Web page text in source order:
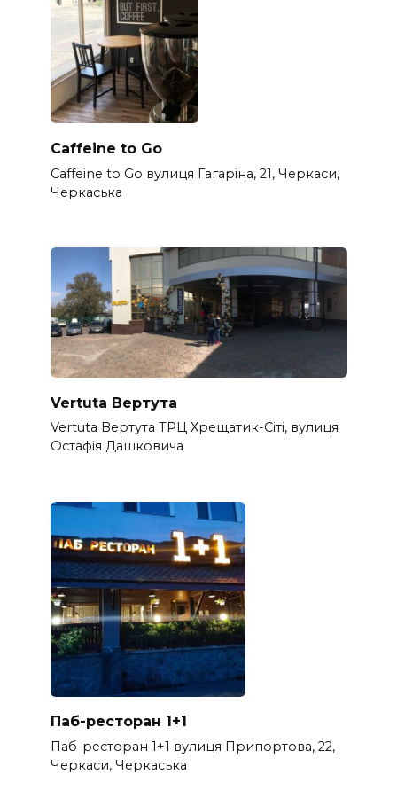
Caffeine to Go
Caffeine to Go вулиця Гагаріна, 21, Черкаси,
Черкаська
Vertuta Вертута
Vertuta Вертута ТРЦ Хрещатик-Сіті, вулиця
Остафія Дашковича
Паб-ресторан 1+1
Паб-ресторан 1+1 вулиця Припортова, 22,
Черкаси, Черкаська